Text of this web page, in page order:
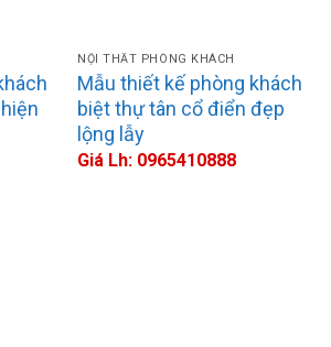
NỘI THẤT PHÒNG KHÁCH
Mẫu thiết kế phòng khách
biệt thự tân cổ điển đẹp
lộng lẫy
Giá Lh: 0965410888